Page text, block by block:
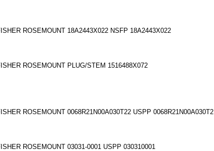
ROSEMOUNT 18A2443X022 NSFP 18A2443X022
ROSEMOUNT PLUG/STEM 1516488X072
ROSEMOUNT 0068R21N00A030T22 USPP 0068R21N00A030T2
ROSEMOUNT 03031-0001 USPP 030310001